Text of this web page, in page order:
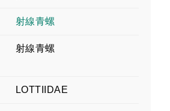
射線青螺
射線青螺
LOTTIIDAE